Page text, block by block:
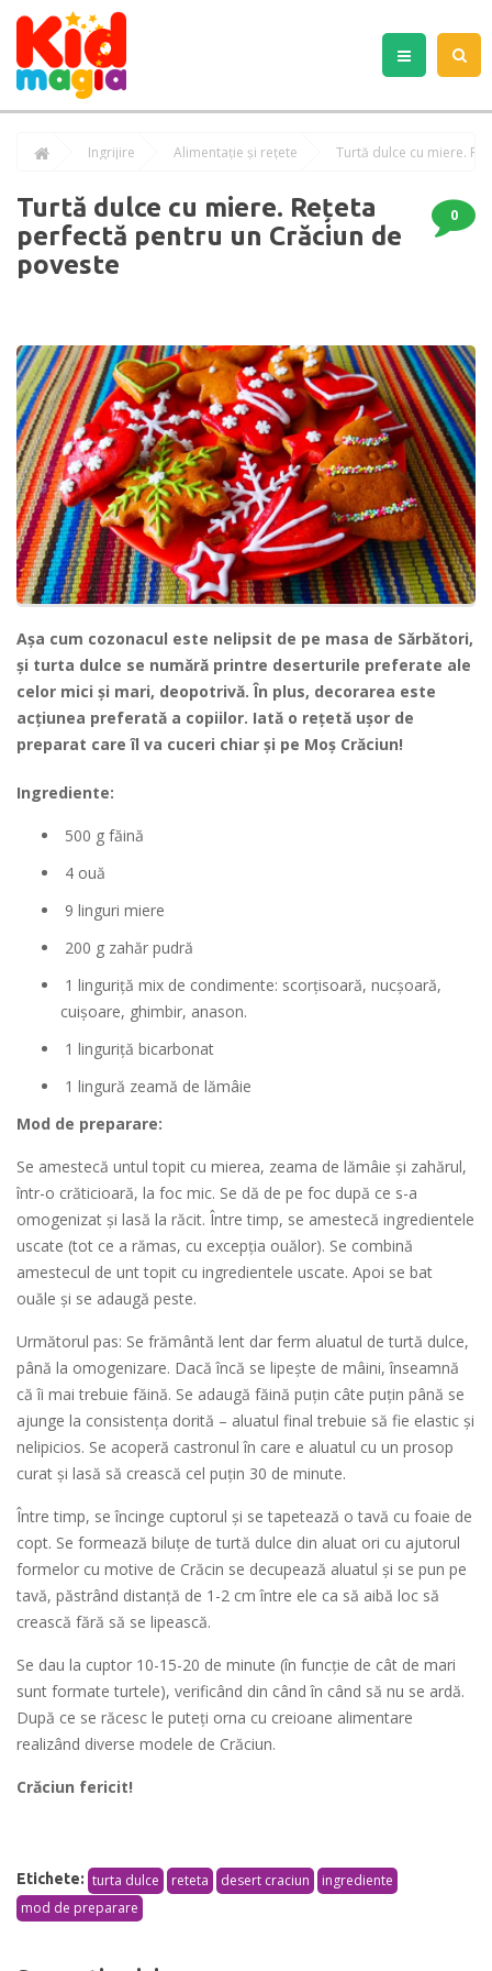
Îngrijire Alimentație și rețete Turtă dulce cu miere.
Turtă dulce cu miere. Rețeta
perfectă pentru un Crăciun de
poveste
0
Așa cum cozonacul este nelipsit de pe masa de Sărbători,
și turta dulce se numără printre deserturile preferate ale
celor mici și mari, deopotrivă. În plus, decorarea este
acțiunea preferată a copiilor. Iată o rețetă ușor de
preparat care îl va cuceri chiar și pe Moș Crăciun!
Ingrediente:
500 g făină
4 ouă
9 linguri miere
200 g zahăr pudră
1 linguriță mix de condimente: scorțisoară, nucșoară,
cuișoare, ghimbir, anason.
1 linguriță bicarbonat
1 lingură zeamă de lămâie
Mod de preparare:
Se amestecă untul topit cu mierea, zeama de lămâie și zahărul,
într-o crăticioară, la foc mic. Se dă de pe foc după ce s-a
omogenizat și lasă la răcit. Între timp, se amestecă ingredientele
uscate (tot ce a rămas, cu excepția ouălor). Se combină
amestecul de unt topit cu ingredientele uscate. Apoi se bat
ouăle și se adaugă peste.
Următorul pas: Se frământă lent dar ferm aluatul de turtă dulce,
până la omogenizare. Dacă încă se lipește de mâini, înseamnă
că îi mai trebuie făină. Se adaugă făină puțin câte puțin până se
ajunge la consistența dorită – aluatul final trebuie să fie elastic și
nelipicios. Se acoperă castronul în care e aluatul cu un prosop
curat și lasă să crească cel puțin 30 de minute.
Între timp, se încinge cuptorul și se tapetează o tavă cu foaie de
copt. Se formează biluțe de turtă dulce din aluat ori cu ajutorul
formelor cu motive de Crăcin se decupează aluatul și se pun pe
tavă, păstrând distanță de 1-2 cm între ele ca să aibă loc să
crească fără să se lipească.
Se dau la cuptor 10-15-20 de minute (în funcție de cât de mari
sunt formate turtele), verificând din când în când să nu se ardă.
După ce se răcesc le puteți orna cu creioane alimentare
realizând diverse modele de Crăciun.
Crăciun fericit!
Etichete: turta dulce reteta desert craciun
ingrediente
mod de preparare